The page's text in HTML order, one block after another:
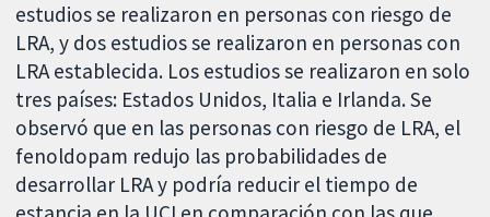
estudios se realizaron en personas con riesgo de
LRA, y dos estudios se realizaron en personas con
LRA establecida. Los estudios se realizaron en solo
tres países: Estados Unidos, Italia e Irlanda. Se
observó que en las personas con riesgo de LRA, el
fenoldopam redujo las probabilidades de
desarrollar LRA y podría reducir el tiempo de